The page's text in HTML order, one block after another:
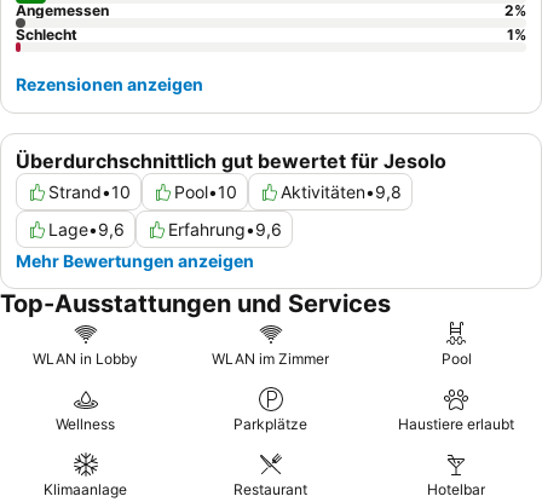
Lärmübertragungen kommen kann.
Überdurchschnittlich gut bewertet für Jesolo
Strand•10 Pool•10 Aktivitäten•9,8
Lage•9,6 Erfahrung•9,6
Mehr Bewertungen anzeigen
Angemessen
2%
Schlecht
1%
Rezensionen anzeigen
Top-Ausstattungen und Services
WLAN in Lobby WLAN im Zimmer Pool
Wellness Parkplätze Haustiere erlaubt
Klimaanlage Restaurant Hotelbar